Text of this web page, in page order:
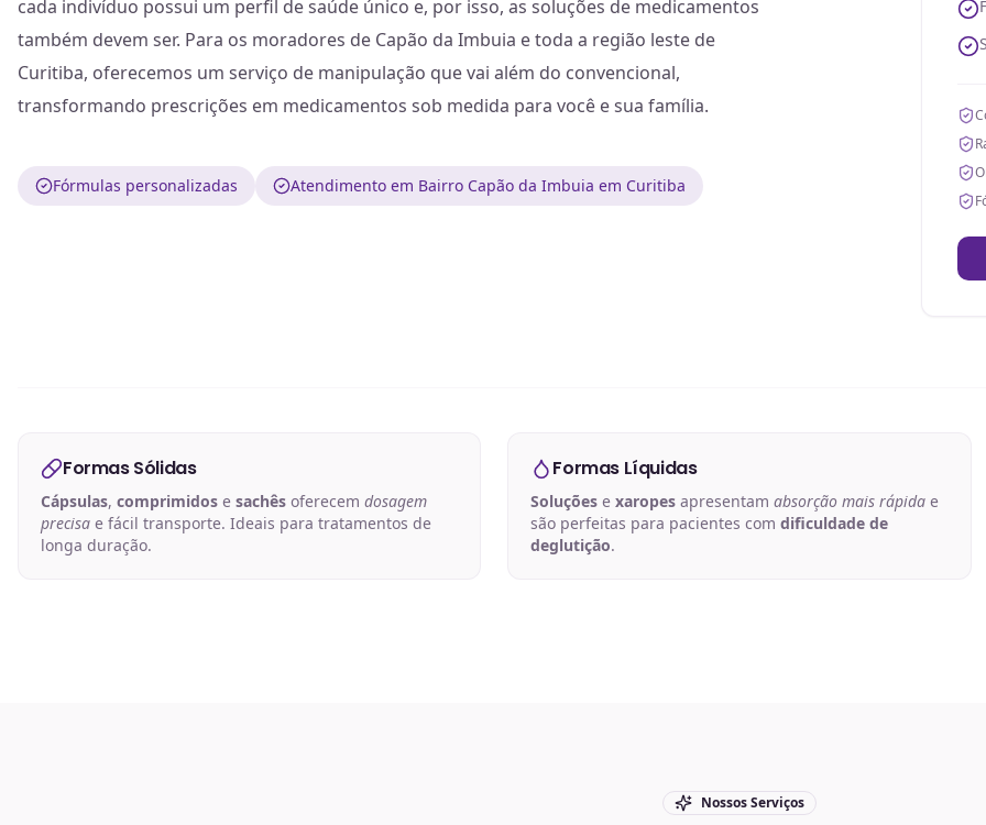
cada indivíduo possui um perfil de saúde único e, por isso, as soluções de medicamentos
também devem ser. Para os moradores de Capão da Imbuia e toda a região leste de
Curitiba, oferecemos um serviço de manipulação que vai além do convencional,
transformando prescrições em medicamentos sob medida para você e sua família.
Fórmulas personalizadas Atendimento em Bairro Capão da Imbuia em Curitiba
Formas Sólidas
Cápsulas, comprimidos e sachês oferecem dosagem
precisa e fácil transporte. Ideais para tratamentos de
longa duração.
Formas Líquidas
Soluções exaropes apresentamabsorção mais rápida e
são perfeitas para pacientes comdificuldade de
deglutição.
Nossos Serviços